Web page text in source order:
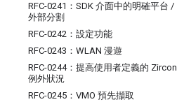
RFC-0241：SDK 介面中的明確平台 /
外部分割
RFC-0242：設定功能
RFC-0243：WLAN 漫遊
RFC-0244：提高使用者定義的 Zircon
例外狀況
RFC-0245：VMO 預先擷取